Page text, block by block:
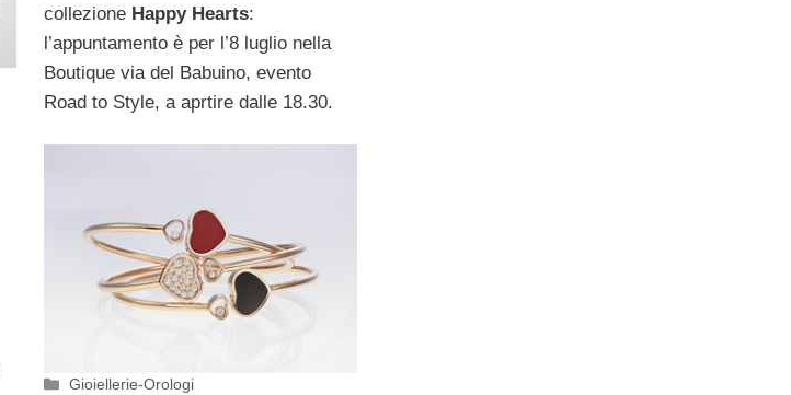
collezione Happy Hearts:
l’appuntamento è per l’8 luglio nella
Boutique via del Babuino, evento
Road to Style, a aprtire dalle 18.30.
Categorie
Gioiellerie-Orologi